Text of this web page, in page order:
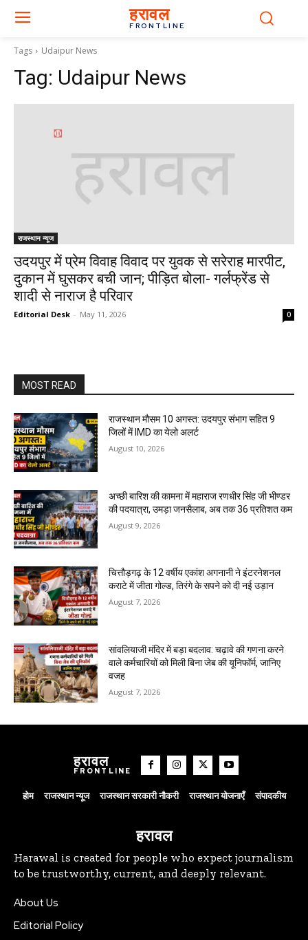
हरावल
FRONTLINE
Tags Udaipur News
Tag: Udaipur News
राजस्थान न्यूज
उदयपुर में प्रेम विवाह विवाद पर युवक से सरेराह मारपीट,
दुकान में घुसकर बची जान; पीड़ित बोला- गर्लफ्रेंड से
शादी से नाराज है परिवार
Editorial Desk - May 11, 2026 0
MOST READ
राजस्थान मौसम 10 अगस्त: उदयपुर संभाग सहित 9
जिलों में IMD का येलो अलर्ट
August 10, 2026
अच्छी बारिश की कामना में महाराज रणधीर सिंह जी भीण्डर
की पदयात्रा, उमड़ा जनसैलाब, अब तक 36 प्रतिशत कम
August 9, 2026
चित्तौड़गढ़ के 12 वर्षीय एकांश अगनानी ने इंटरनेशनल
कराटे में जीता गोल्ड, तिरंगे के सपने को दी नई उड़ान
August 7, 2026
सांवलियाजी मंदिर में बड़ा बदलाव: चढ़ावे की गणना करने
वाले कर्मचारियों को मिली बिना जेब की यूनिफॉर्म, जानिए
वजह
August 7, 2026
हरावल
FRONTLINE
होम राजस्थान न्यूज राजस्थान सरकारी नौकरी राजस्थान योजनाएँ संपादकीय
हरावल
Harawal is created for people who expect journalism
to be trustworthy, current, and deeply relevant.
About Us
Editorial Policy